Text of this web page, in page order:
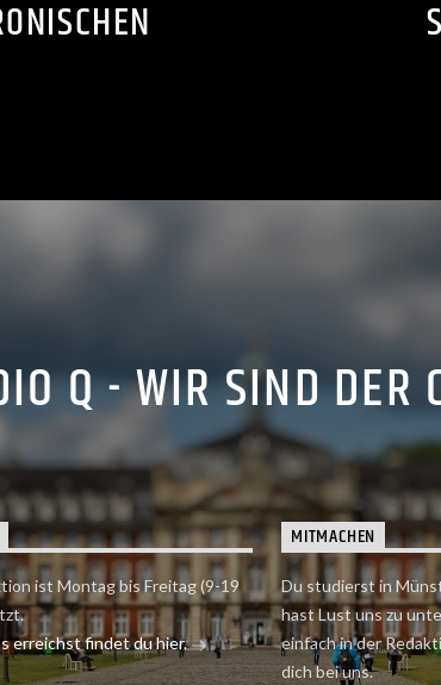
Q - WIR SIND DER
ist Montag bis Freitag (9-19
erreichst findet du hier.
MITMACHEN
Du studierst in
hast Lust uns zu
einfach in der
dich bei uns.